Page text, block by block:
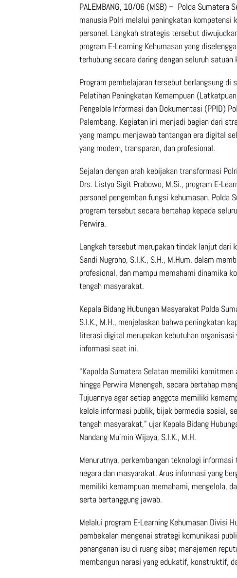
PALEMBANG, 10/06 (MSB) – Polda Sumatera
manusia Polri melalui peningkatan
personel. Langkah strategis tersebut
program E-Learning Kehumasan yang
terhubung secara daring dengan seluruh satuan
Program pembelajaran tersebut berlangsung di
Pelatihan Peningkatan Kemampuan
Pengelola Informasi dan Dokumentasi (PPID)
Palembang. Kegiatan ini menjadi bagian dari
yang mampu menjawab tantangan era digital
yang modern, transparan, dan profesional.
Sejalan dengan arah kebijakan transformasi
Drs. Listyo Sigit Prabowo, M.Si., program E-
personel pengemban fungsi kehumasan. Polda
program tersebut secara bertahap kepada
Perwira.
Langkah tersebut merupakan tindak lanjut dari
Sandi Nugroho, S.I.K., S.H., M.Hum. dalam
profesional, dan mampu memahami dinamika
tengah masyarakat.
Kepala Bidang Hubungan Masyarakat Polda
S.I.K., M.H., menjelaskan bahwa peningkatan
literasi digital merupakan kebutuhan
informasi saat ini.
“Kapolda Sumatera Selatan memiliki
hingga Perwira Menengah, secara bertahap
Tujuannya agar setiap anggota memiliki
kelola informasi publik, bijak bermedia sosial,
tengah masyarakat,” ujar Kepala Bidang
Nandang Mu’min Wijaya, S.I.K., M.H.
Menurutnya, perkembangan teknologi
negara dan masyarakat. Arus informasi yang
memiliki kemampuan memahami, mengelola,
serta bertanggung jawab.
Melalui program E-Learning Kehumasan Divisi
pembekalan mengenai strategi komunikasi
penanganan isu di ruang siber, manajemen
membangun narasi yang edukatif, konstruktif,